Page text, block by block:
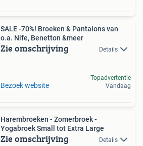
SALE -70%! Broeken & Pantalons van
o.a. Nife, Benetton &meer
Zie omschrijving Details
Bezoek website
Topadvertentie
Vandaag
Harembroeken - Zomerbroek -
Yogabroek Small tot Extra Large
Zie omschrijving Details